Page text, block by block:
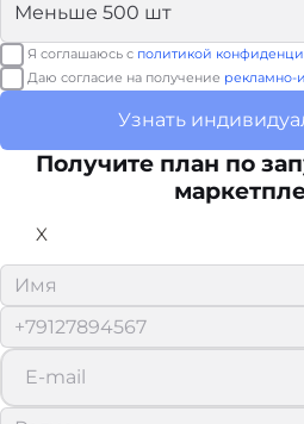
Я соглашаюсь с политикой
Даю согласие на получение рекламно-
Узнать
Получите план по
X